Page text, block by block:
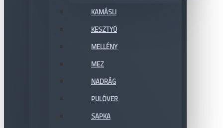
KAMÁSLI
KESZTYŰ
MELLÉNY
MEZ
NADRÁG
PULÓVER
SAPKA